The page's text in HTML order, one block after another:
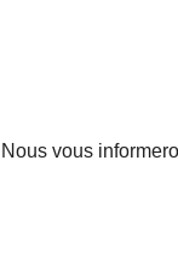
vous